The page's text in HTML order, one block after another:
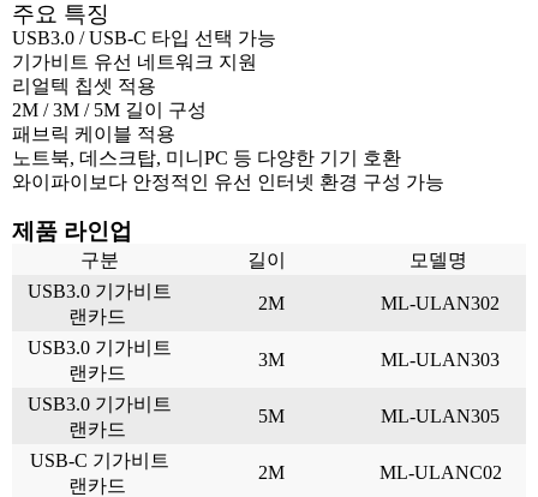
주요 특징
USB3.0 / USB-C 타입 선택 가능
기가비트 유선 네트워크 지원
리얼텍 칩셋 적용
2M / 3M / 5M 길이 구성
패브릭 케이블 적용
노트북, 데스크탑, 미니PC 등 다양한 기기 호환
와이파이보다 안정적인 유선 인터넷 환경 구성 가능
제품 라인업
구분 길이
모델명
USB3.0 기가비트
랜카드
2M ML-ULAN302
USB3.0 기가비트
랜카드
3M ML-ULAN303
USB3.0 기가비트
랜카드
5M ML-ULAN305
USB-C 기가비트
랜카드
2M ML-ULANC02